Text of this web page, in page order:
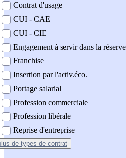
Contrat d'usage
CUI - CAE
CUI - CIE
Engagement à servir dans la réserve
Franchise
Insertion par l'activ.éco.
Portage salarial
Profession commerciale
Profession libérale
Reprise d'entreprise
de types de contrat